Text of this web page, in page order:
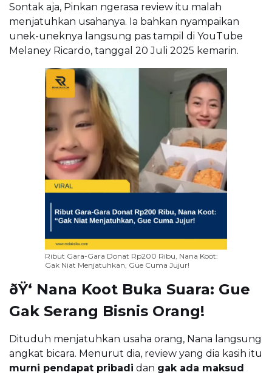
Sontak aja, Pinkan ngerasa review itu malah
menjatuhkan usahanya. Ia bahkan nyampaikan
unek-uneknya langsung pas tampil di YouTube
Melaney Ricardo, tanggal 20 Juli 2025 kemarin.
Ribut Gara-Gara Donat Rp200 Ribu, Nana Koot:
Gak Niat Menjatuhkan, Gue Cuma Jujur!
ðŸ‘ Nana Koot Buka Suara: Gue
Gak Serang Bisnis Orang!
Dituduh menjatuhkan usaha orang, Nana langsung
angkat bicara. Menurut dia, review yang dia kasih itu
murni pendapat pribadi dan gak ada maksud